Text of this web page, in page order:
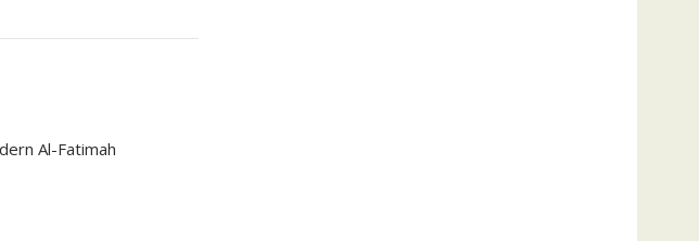
Al-Fatimah